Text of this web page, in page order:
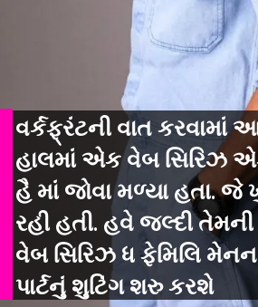
વર્કફ્રંટની વાત કરવામાં
હાલમાં એક વેબ સિરિઝ
હૈ માં જોવા મળ્યા હતા.
રહી હતી. હવે જલ્દી
વેબ સિરિઝ ધ ફેમિલિ
પાર્ટનું શુટિંગ શરુ કરશે